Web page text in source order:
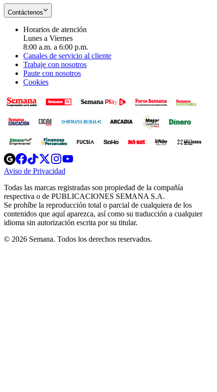
Contáctenos
Horarios de atención
Lunes a Viernes
8:00 a.m. a 6:00 p.m.
Canales de servicio al cliente
Trabaje con nosotros
Paute con nosotros
Cookies
Opens
in
new
Opens
in
new
Opens
in
new
window
Opens
new
windowwindow
Aviso de Privacidad
new
window
Todas las marcas registradas son propiedad de la compañía
respectiva o de PUBLICACIONES SEMANA S.A.
Se prohíbe la reproducción total o parcial de cualquiera de los
contenidos que aquí aparezca, así como su traducción a cualquier
idioma sin autorización escrita por su titular.
© 2026 Semana. Todos los derechos reservados.